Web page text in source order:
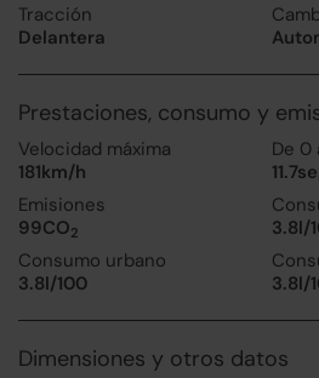
Tracción
Delantera
Prestaciones, consumo y
Velocidad máxima
181km/h
De 0
Emisiones
99CO2
3.8l/
Consumo urbano
3.8l/100
3.8l/
Dimensiones y otros datos